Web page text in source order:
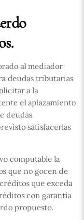
al mediador
deudas tributarias
a la
el aplazamiento
deudas
satisfacerlas
computable la
que no gocen de
que exceda
con garantía
propuesto.